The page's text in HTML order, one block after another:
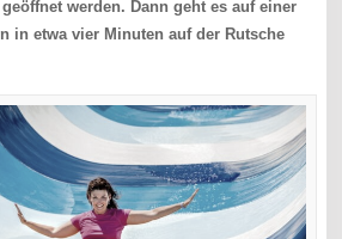
werden. Dann geht es auf einer
in etwa vier Minuten auf der Rutsche